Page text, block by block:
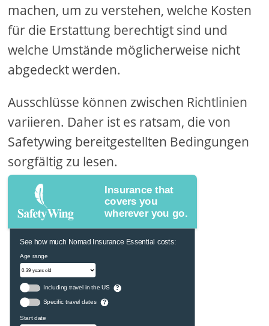
machen, um zu verstehen, welche Kosten
für die Erstattung berechtigt sind und
welche Umstände möglicherweise nicht
abgedeckt werden.
Ausschlüsse können zwischen Richtlinien
variieren. Daher ist es ratsam, die von
Safetywing bereitgestellten Bedingungen
sorgfältig zu lesen.
Insurance that
covers you
wherever you go.
See how much Nomad Insurance Essential costs:
Age range
Including travel in the US ?
Specific travel dates ?
Start date